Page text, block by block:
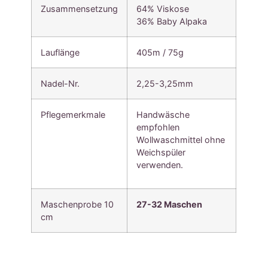
Zusammensetzung
64% Viskose
36% Baby Alpaka
Lauflänge 405m / 75g
Nadel-Nr. 2,25-3,25mm
Pflegemerkmale
Handwäsche
empfohlen
Wollwaschmittel ohne
Weichspüler
verwenden.
Maschenprobe 10
cm
27-32 Maschen